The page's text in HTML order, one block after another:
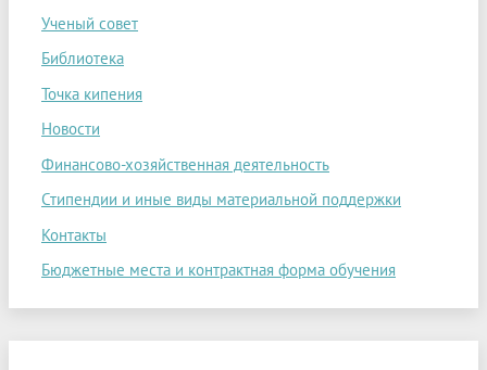
Ученый совет
Библиотека
Точка кипения
Новости
Финансово-хозяйственная деятельность
Стипендии и иные виды материальной поддержки
Контакты
Бюджетные места и контрактная форма обучения